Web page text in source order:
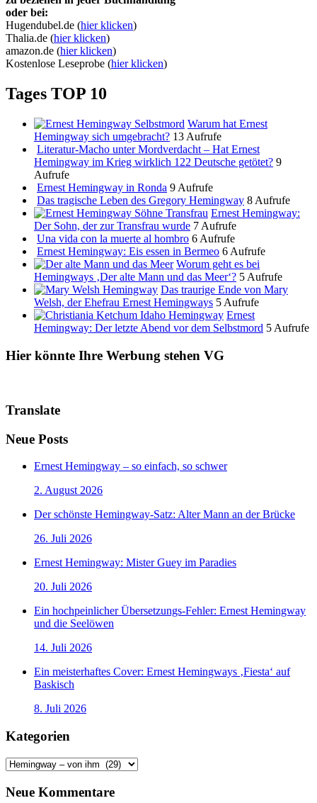
oder bei:
Hugendubel.de (hier klicken)
Thalia.de (hier klicken)
amazon.de (hier klicken)
Kostenlose Leseprobe (hier klicken)
Tages TOP 10
Warum hat Ernest
Hemingway sich umgebracht? 13 Aufrufe
Literatur-Macho unter Mordverdacht – Hat Ernest
Hemingway im Krieg wirklich 122 Deutsche getötet? 9
Aufrufe
Ernest Hemingway in Ronda 9 Aufrufe
Das tragische Leben des Gregory Hemingway 8 Aufrufe
Ernest Hemingway:
Der Sohn, der zur Transfrau wurde 7 Aufrufe
Una vida con la muerte al hombro 6 Aufrufe
Ernest Hemingway: Eis essen in Bermeo 6 Aufrufe
Worum geht es bei
Hemingways ‚Der alte Mann und das Meer‘? 5 Aufrufe
Das traurige Ende von Mary
Welsh, der Ehefrau Ernest Hemingways 5 Aufrufe
Ernest
Hemingway: Der letzte Abend vor dem Selbstmord 5 Aufrufe
Hier könnte Ihre Werbung stehen VG
Translate
Neue Posts
Ernest Hemingway – so einfach, so schwer
2. August 2026
Der schönste Hemingway-Satz: Alter Mann an der Brücke
26. Juli 2026
Ernest Hemingway: Mister Guey im Paradies
20. Juli 2026
Ein hochpeinlicher Übersetzungs-Fehler: Ernest Hemingway
und die Seelöwen
14. Juli 2026
Ein meisterhaftes Cover: Ernest Hemingways ‚Fiesta‘ auf
Baskisch
8. Juli 2026
Kategorien
Kategorien
Neue Kommentare